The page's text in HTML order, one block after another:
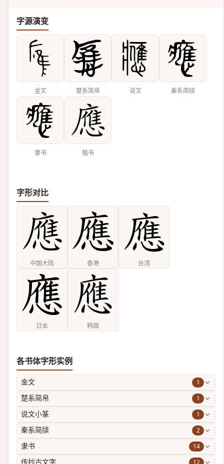
字源演变
金文 楚系简帛 说文 秦系简牍
隶书 楷书
字形对比
中国大陆 香港 台湾
日本 韩国
各书体字形实例
金文 1
楚系简帛 1
说文小篆 1
秦系简牍 2
隶书 14
传抄古文字 12